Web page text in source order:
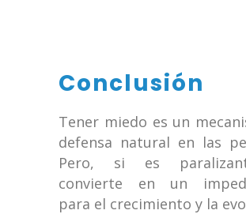
Conclusión
Tener miedo es un
defensa natural en las
Pero, si es
convierte en un
para el crecimiento y la